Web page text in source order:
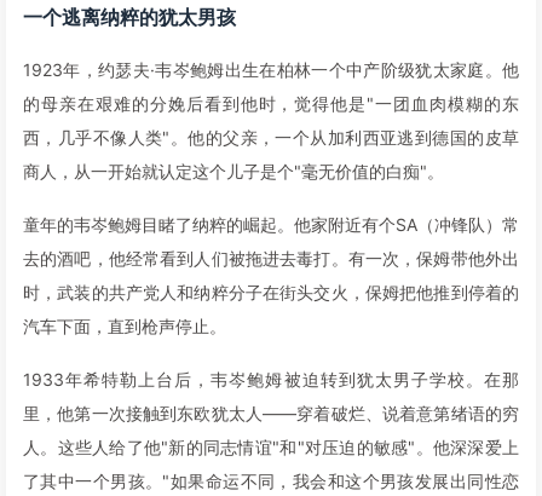
一个逃离纳粹的犹太男孩
1923年，约瑟夫·韦岑鲍姆出生在柏林一个中产阶级犹太家庭。他
的母亲在艰难的分娩后看到他时，觉得他是"一团血肉模糊的东
西，几乎不像人类"。他的父亲，一个从加利西亚逃到德国的皮草
商人，从一开始就认定这个儿子是个"毫无价值的白痴"。
童年的韦岑鲍姆目睹了纳粹的崛起。他家附近有个SA（冲锋队）常
去的酒吧，他经常看到人们被拖进去毒打。有一次，保姆带他外出
时，武装的共产党人和纳粹分子在街头交火，保姆把他推到停着的
汽车下面，直到枪声停止。
1933年希特勒上台后，韦岑鲍姆被迫转到犹太男子学校。在那
里，他第一次接触到东欧犹太人——穿着破烂、说着意第绪语的穷
人。这些人给了他"新的同志情谊"和"对压迫的敏感"。他深深爱上
了其中一个男孩。"如果命运不同，我会和这个男孩发展出同性恋